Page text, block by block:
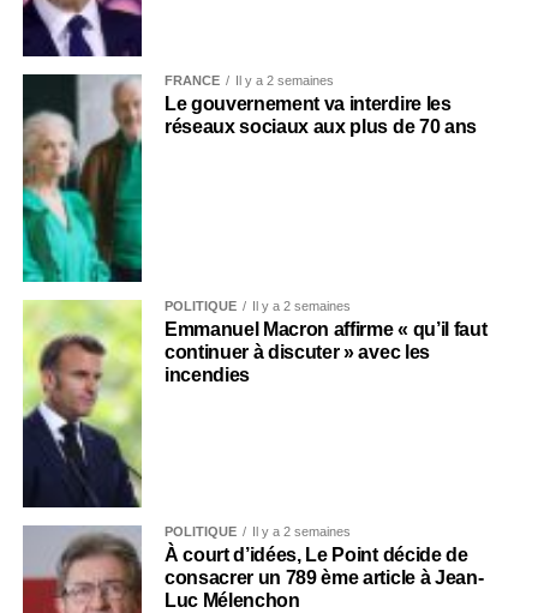
FRANCE Il y a 2 semaines
Le gouvernement va interdire les
réseaux sociaux aux plus de 70 ans
POLITIQUE Il y a 2 semaines
Emmanuel Macron affirme « qu’il faut
continuer à discuter » avec les
incendies
POLITIQUE Il y a 2 semaines
À court d’idées, Le Point décide de
consacrer un 789 ème article à Jean-
Luc Mélenchon